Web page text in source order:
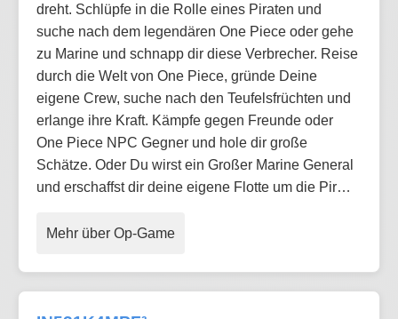
dreht. Schlüpfe in die Rolle eines Piraten und
suche nach dem legendären One Piece oder gehe
zu Marine und schnapp dir diese Verbrecher. Reise
durch die Welt von One Piece, gründe Deine
eigene Crew, suche nach den Teufelsfrüchten und
erlange ihre Kraft. Kämpfe gegen Freunde oder
One Piece NPC Gegner und hole dir große
Schätze. Oder Du wirst ein Großer Marine General
und erschaffst dir deine eigene Flotte um die Pir…
Mehr über Op-Game